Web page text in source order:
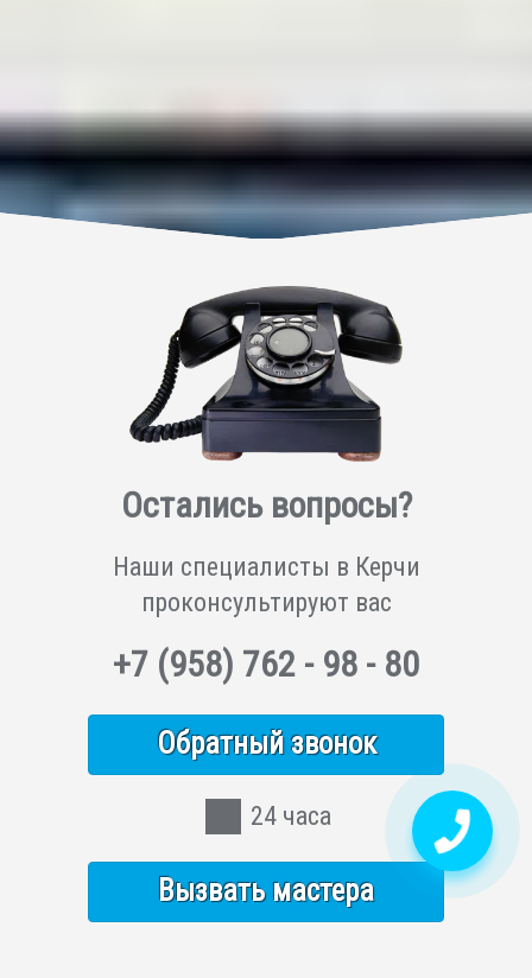
Остались вопросы?
Наши специалисты в Керчи
проконсультируют вас
+7 (958) 762 - 98 - 80
Обратный звонок
24 часа
Вызвать мастера